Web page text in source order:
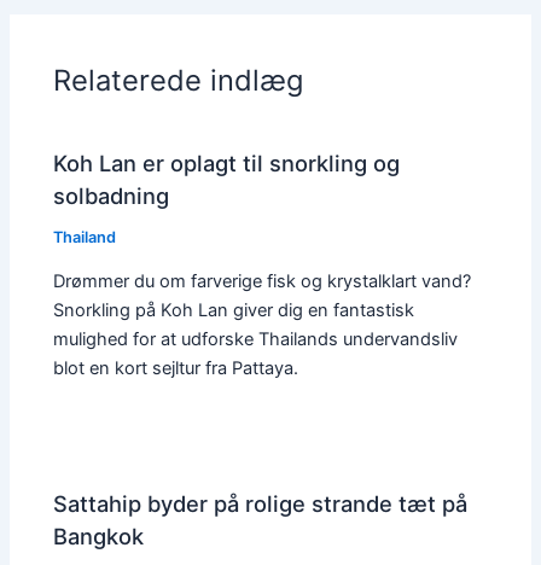
Relaterede indlæg
Koh Lan er oplagt til snorkling og
solbadning
Thailand
Drømmer du om farverige fisk og krystalklart vand?
Snorkling på Koh Lan giver dig en fantastisk
mulighed for at udforske Thailands undervandsliv
blot en kort sejltur fra Pattaya.
Sattahip byder på rolige strande tæt på
Bangkok